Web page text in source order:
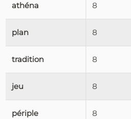
athéna 8
plan 8
tradition 8
jeu 8
périple 8